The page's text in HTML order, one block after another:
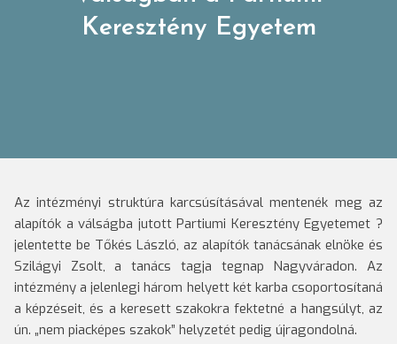
Keresztény Egyetem
Az intézményi struktúra karcsúsításával mentenék meg az
alapítók a válságba jutott Partiumi Keresztény Egyetemet ?
jelentette be Tőkés László, az alapítók tanácsának elnöke és
Szilágyi Zsolt, a tanács tagja tegnap Nagyváradon. Az
intézmény a jelenlegi három helyett két karba csoportosítaná
a képzéseit, és a keresett szakokra fektetné a hangsúlyt, az
ún. „nem piacképes szakok” helyzetét pedig újragondolná.